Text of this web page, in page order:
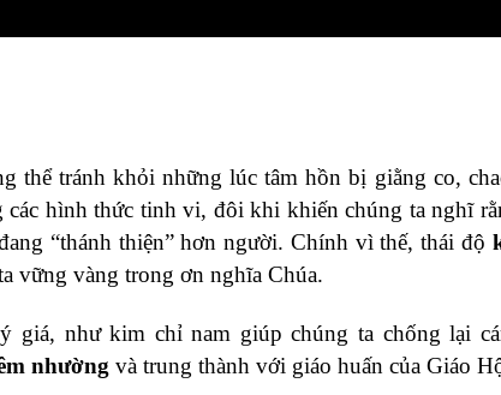
thể tránh khỏi những lúc tâm hồn bị giằng co,
hình thức tinh vi, đôi khi khiến chúng ta nghĩ
“thánh thiện” hơn người. Chính vì thế, thái độ
vững vàng trong ơn nghĩa Chúa.
giá, như kim chỉ nam giúp chúng ta chống lại
nhường và trung thành với giáo huấn của Giáo